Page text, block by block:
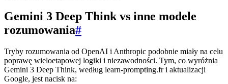
Gemini 3 Deep Think vs inne modele
rozumowania#
Tryby rozumowania od OpenAI i Anthropic podobnie miały na celu
poprawę wieloetapowej logiki i niezawodności. Tym, co wyróżnia
Gemini 3 Deep Think, według learn-prompting.fr i aktualizacji
Google, jest nacisk na: